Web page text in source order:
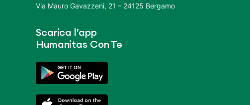
Via Mauro Gavazzeni, 21 – 24125 Bergamo
Scarica l’app
Humanitas Con Te